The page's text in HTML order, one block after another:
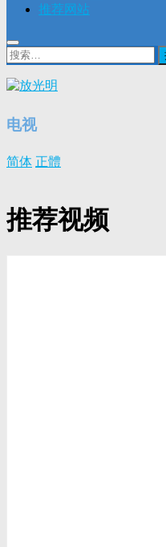
推荐网站
搜
索：
电视
简体 正體
推荐视频